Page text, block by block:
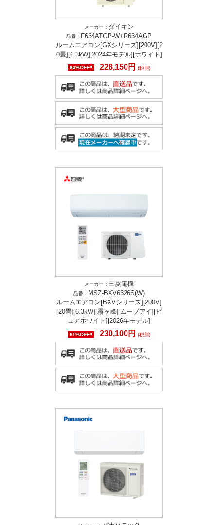
メーカー： ダイキン
品番： F634ATGP-W+R634AGP
ルームエアコン[GXシリーズ][200V][2
0畳][6.3kW][2024年モデル][ホワイト]
64%OFF!! 228,150円 (税別)
メーカー： 三菱電機
品番： MSZ-BXV6326S(W)
ルームエアコン[BXVシリーズ][200V]
[20畳][6.3kW][霧ヶ峰][ムーブアイ][ピ
ュアホワイト][2026年モデル]
61%OFF!! 230,100円 (税別)